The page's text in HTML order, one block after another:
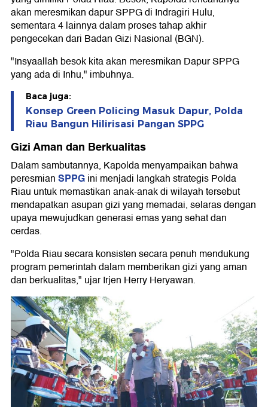
akan meresmikan dapur SPPG di Indragiri Hulu,
sementara 4 lainnya dalam proses tahap akhir
pengecekan dari Badan Gizi Nasional (BGN).
"Insyaallah besok kita akan meresmikan Dapur SPPG
yang ada di Inhu," imbuhnya.
Baca juga:
Konsep Green Policing Masuk Dapur, Polda
Riau Bangun Hilirisasi Pangan SPPG
Gizi Aman dan Berkualitas
Dalam sambutannya, Kapolda menyampaikan bahwa
peresmianSPPGini menjadi langkah strategis Polda
Riau untuk memastikan anak-anak di wilayah tersebut
mendapatkan asupan gizi yang memadai, selaras dengan
upaya mewujudkan generasi emas yang sehat dan
cerdas.
"Polda Riau secara konsisten secara penuh mendukung
program pemerintah dalam memberikan gizi yang aman
dan berkualitas," ujar Irjen Herry Heryawan.